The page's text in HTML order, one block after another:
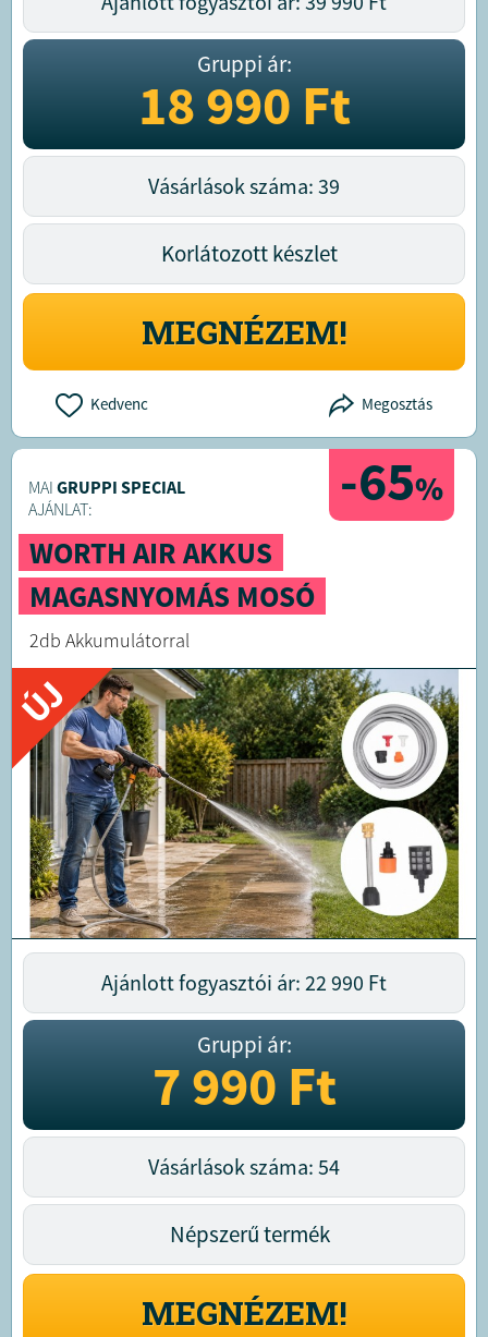
Gruppi ár:
18 990Ft
Vásárlások száma: 39
Korlátozott készlet
MEGNÉZEM!
Kedvenc Megosztás
-65%
MAI GRUPPI SPECIAL
AJÁNLAT:
WORTH AIR AKKUS
MAGASNYOMÁS MOSÓ
2db Akkumulátorral
ÚJ
Ajánlott fogyasztói ár: 22 990 Ft
Gruppi ár:
7 990Ft
Vásárlások száma: 54
Népszerű termék
MEGNÉZEM!